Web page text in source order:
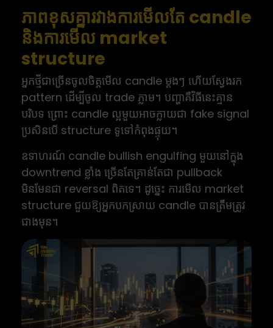
ភាពខុសគ្នារវាងការមើលតែ candle
និងការមើល market
structure
អ្នកថ្មីជាច្រើនចូលចិត្តមើល candle ម្តងៗ ហើយស្វែងរក
pattern ដើម្បីចូល trade ភ្លាម។ បញ្ហាគឺវិធីនេះគ្មាន
បរិបទ ព្រោះ candle ល្អមួយអាចក្លាយជា fake signal
ប្រសិនបើ structure ទូទៅកំពុងផ្ទុយ។
ឧទាហរណ៍ candle bullish engulfing មួយនៅក្នុង
downtrend ខ្លាំង ច្រើនតែគ្រាន់តែជា pullback
មិនមែនជា reversal ពិតទេ។ ដូច្នេះ ការមើល market
structure ជួយឱ្យអ្នកបកស្រាយ candle បានត្រឹមត្រូវ
ជាងមុន។